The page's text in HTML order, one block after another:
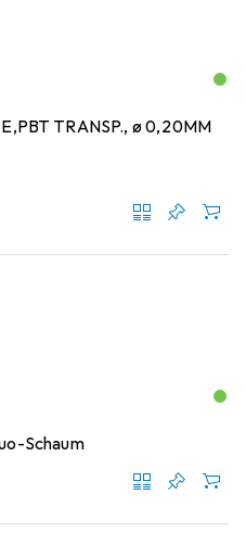
TRANSP., ø 0,20MM
Schaum